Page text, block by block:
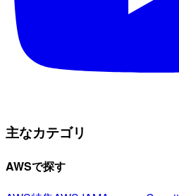
主なカテゴリ
AWSで探す